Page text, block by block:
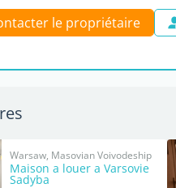
le propriétaire
Warsaw, Masovian Voivodeship
Maison a louer a Varsovie
Sadyba